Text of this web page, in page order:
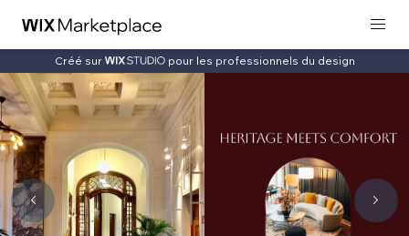
Créé sur pour les professionnels du design